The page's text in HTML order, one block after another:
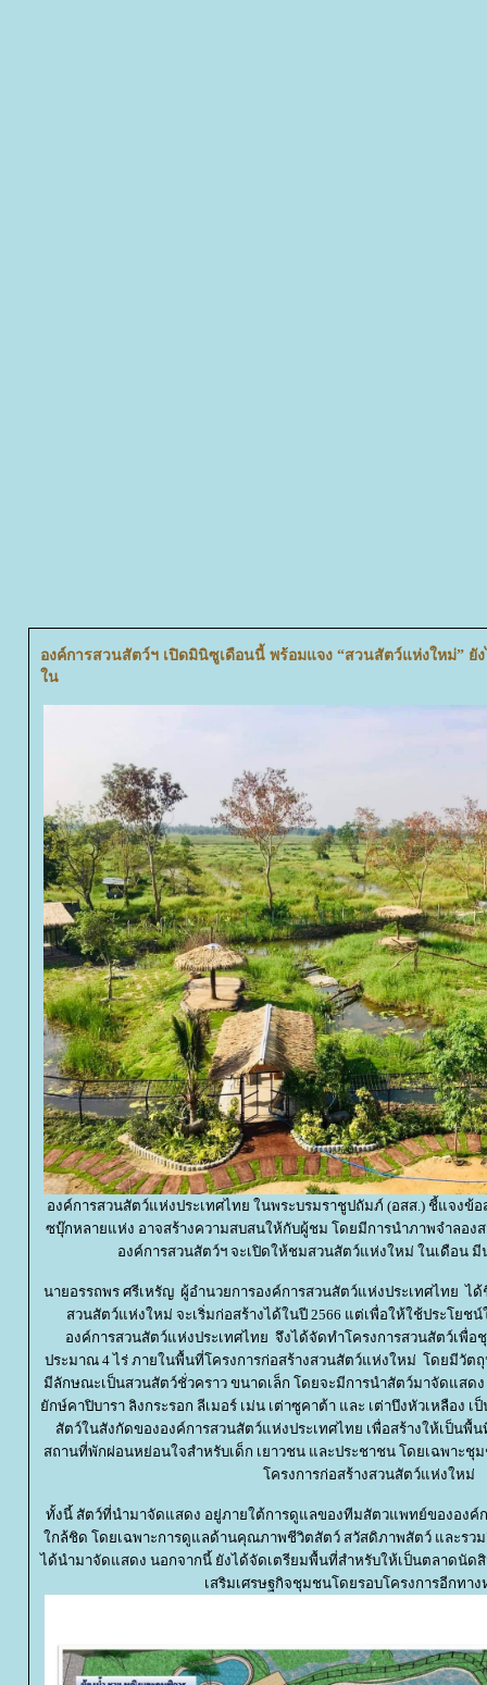
องค์การสวนสัตว์ฯ เปิดมินิซูเดือนนี้ พร้อมแจง “สวนสัตว์แห่งใหม่” ยัง
น
องค์การสวนสัตว์แห่งประเทศไทย ในพระบรมราชูปถัมภ์ (อสส.) ชี้แจงข้
ซบุ๊กหลายแห่ง อาจสร้างความสบสนให้กับผู้ชม โดยมีการนำภาพจำลอง
องค์การสวนสัตว์ฯ จะเปิดให้ชมสวนสัตว์แห่งใหม่ ในเดือน
นายอรรถพร ศรีเหรัญ ผู้อำนวยการองค์การสวนสัตว์แห่งประเทศไทย ได้
สวนสัตว์แห่งใหม่ จะเริ่มก่อสร้างได้ในปี 2566 แต่เพื่อให้ใช้ประโยช
องค์การสวนสัตว์แห่งประเทศไทย จึงได้จัดทำโครงการสวนสัตว์เพื่อ
ประมาณ 4 ไร่ ภายในพื้นที่โครงการก่อสร้างสวนสัตว์แห่งใหม่ โดยมีวัตถุ
มีลักษณะเป็นสวนสัตว์ชั่วคราว ขนาดเล็ก โดยจะมีการนำสัตว์มาจัดแสด
กษ์คาปิบารา ลิงกระรอก ลีเมอร์ เม่น เต่าซูคาต้า และ เต่าบึงหัวเหลือง
สัตว์ในสังกัดขององค์การสวนสัตว์แห่งประเทศไทย เพื่อสร้างให้เป็นพื้
สถานที่พักผ่อนหย่อนใจสำหรับเด็ก เยาวชน และประชาชน โดยเฉพาะ
ครงการก่อสร้างสวนสัตว์แห่งใหม่
ทั้งนี้ สัตว์ที่นำมาจัดแสดง อยู่ภายใต้การดูแลของทีมสัตวแพทย์ขององค์
กล้ชิด โดยเฉพาะการดูแลด้านคุณภาพชีวิตสัตว์ สวัสดิภาพสัตว์ และรว
ได้นำมาจัดแสดง นอกจากนี้ ยังได้จัดเตรียมพื้นที่สำหรับให้เป็นตลาดนัด
เสริมเศรษฐกิจชุมชนโดยรอบโครงการอีกทา